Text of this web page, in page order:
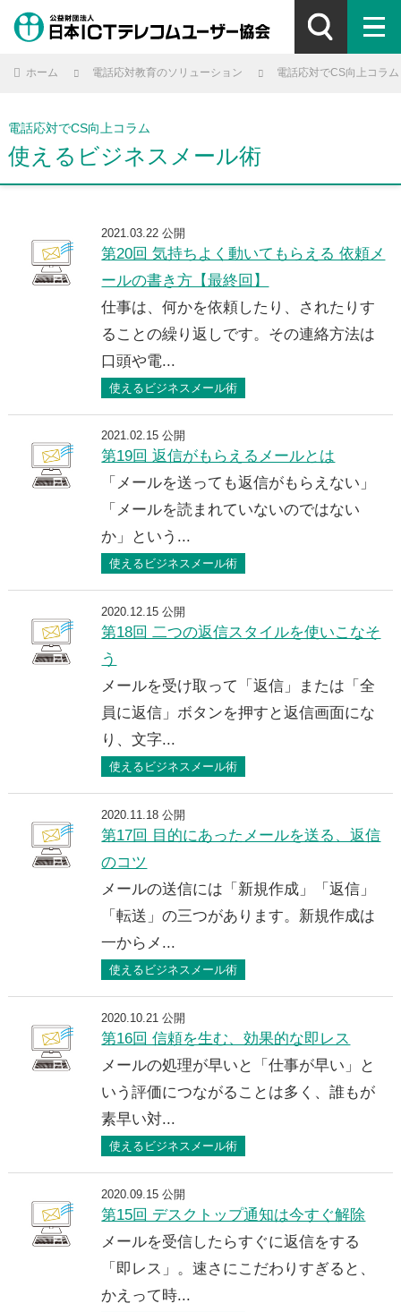
ホーム 電話応対教育のソリューション 電話応対でCS向上コラム
電話応対でCS向上コラム
使えるビジネスメール術
2021.03.22 公開
第20回 気持ちよく動いてもらえる 依頼メ
ールの書き方【最終回】
仕事は、何かを依頼したり、されたりす
ることの繰り返しです。その連絡方法は
口頭や電...
使えるビジネスメール術
2021.02.15 公開
第19回 返信がもらえるメールとは
「メールを送っても返信がもらえない」
「メールを読まれていないのではない
か」という...
使えるビジネスメール術
2020.12.15 公開
第18回 二つの返信スタイルを使いこなそ
う
メールを受け取って「返信」または「全
員に返信」ボタンを押すと返信画面にな
り、文字...
使えるビジネスメール術
2020.11.18 公開
第17回 目的にあったメールを送る、返信
のコツ
メールの送信には「新規作成」「返信」
「転送」の三つがあります。新規作成は
一からメ...
使えるビジネスメール術
2020.10.21 公開
第16回 信頼を生む、効果的な即レス
メールの処理が早いと「仕事が早い」と
いう評価につながることは多く、誰もが
素早い対...
使えるビジネスメール術
2020.09.15 公開
第15回 デスクトップ通知は今すぐ解除
メールを受信したらすぐに返信をする
「即レス」。速さにこだわりすぎると、
かえって時...